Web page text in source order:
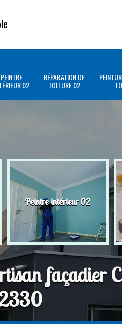
PEINTRE
02
RÉPARATION DE
TOITURE 02
Peintre intérieur 02
façadier